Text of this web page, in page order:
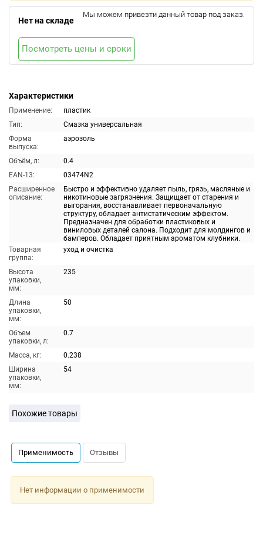
Характеристики
Применение:
пластик
Тип:
Смазка универсальная
Форма
выпуска:
аэрозоль
Объём, л:
0.4
EAN-13:
03474N2
Расширенное
описание:
Быстро и эффективно удаляет пыль, грязь, масляные и
никотиновые загрязнения. Защищает от старения и
выгорания, восстанавливает первоначальную
структуру, обладает антистатическим эффектом.
Предназначен для обработки пластиковых и
виниловых деталей салона. Подходит для молдингов и
бамперов. Обладает приятным ароматом клубники.
Товарная
группа:
уход и очистка
Высота
упаковки,
мм:
235
Длина
упаковки,
мм:
50
Объем
упаковки, л:
0.7
Масса, кг:
0.238
Ширина
упаковки,
мм:
54
Нет на складе
Мы можем привезти данный товар под заказ.
Посмотреть цены и сроки
Похожие товары
Применимость Отзывы
Нет информации о применимости